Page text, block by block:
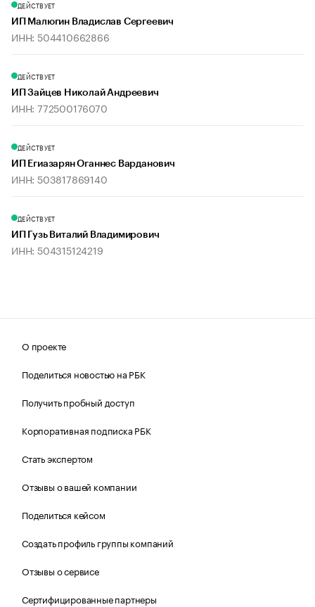
ДЕЙСТВУЕТ
ИП Малюгин Владислав Сергеевич
ИНН: 504410662866
ДЕЙСТВУЕТ
ИП Зайцев Николай Андреевич
ИНН: 772500176070
ДЕЙСТВУЕТ
ИП Егиазарян Оганнес Варданович
ИНН: 503817869140
ДЕЙСТВУЕТ
ИП Гузь Виталий Владимирович
ИНН: 504315124219
О проекте
Поделиться новостью на РБК
Получить пробный доступ
Корпоративная подписка РБК
Стать экспертом
Отзывы о вашей компании
Поделиться кейсом
Создать профиль группы компаний
Отзывы о сервисе
Сертифицированные партнеры